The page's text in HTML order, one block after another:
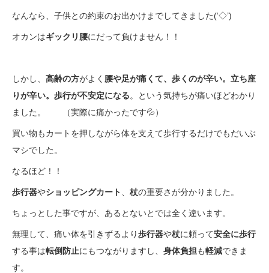
なんなら、子供との約束のお出かけまでしてきました(‘◇’)ゞ
オカンはギックリ腰にだって負けません！！
しかし、 高齢の方がよく 腰や足が痛くて、歩くのが辛い。立ち座
りが辛い。歩行が不安定になる。という気持ちが痛いほどわかり
ました。 （実際に痛かったです💦）
買い物もカートを押しながら体を支えて歩行するだけでもだいぶ
マシでした。
なるほど！！
歩行器やショッピングカート 杖の重要さが分かりました。
ちょっとした事ですが、あるとないとでは全く違います。
無理して、痛い体を引きずるより歩行器や杖に頼って安全に歩行
する事は転倒防止にもつながりますし、 身体負担も軽減できま
す。